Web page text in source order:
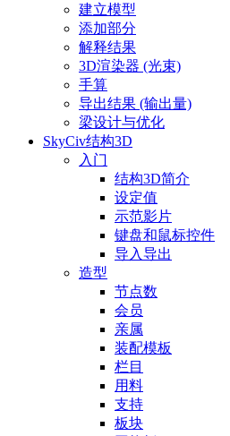
建立模型
添加部分
解释结果
3D渲染器 (光束)
手算
导出结果 (输出量)
梁设计与优化
SkyCiv结构3D
入门
结构3D简介
设定值
示范影片
键盘和鼠标控件
导入导出
造型
节点数
会员
亲属
装配模板
栏目
用料
支持
板块